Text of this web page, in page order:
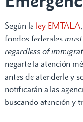
Según la ley EMTALA
fondos federales
regardless of
negarte la atención
antes de atenderle y
notificarán a las
buscando atención y